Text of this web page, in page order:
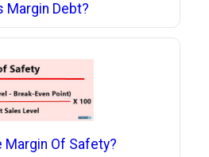
Margin Debt?
Margin Of Safety?